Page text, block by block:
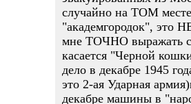
случайно на ТОМ
"академгородок", это
мне ТОЧНО выражать
касается "Черной
дело в декабре 1945
это 2-ая Ударная
декабре машины в